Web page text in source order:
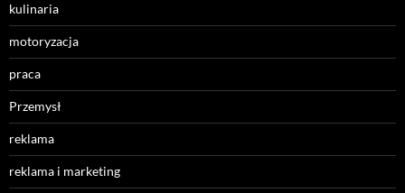
kulinaria
motoryzacja
praca
Przemysł
reklama
reklama i marketing